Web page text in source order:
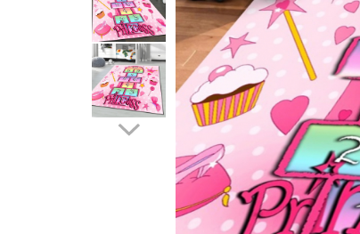
Cuverturi bumbac
Cuverturi catifea
Huse de protecție
Huse de protectie pat finet
Huse de protecție scaun